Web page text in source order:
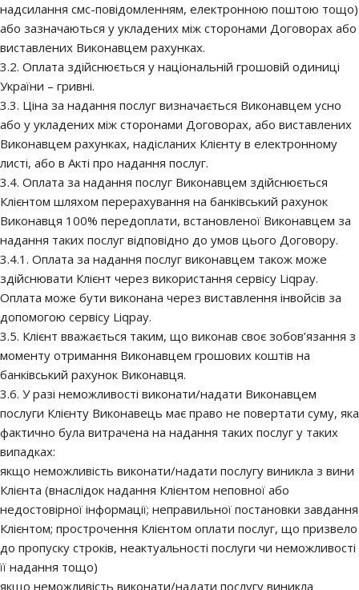
надсилання смс-повідомленням, електронною поштою тощо)
або зазначаються у укладених між сторонами Договорах або
виставлених Виконавцем рахунках.
3.2. Оплата здійснюється у національній грошовій одиниці
України – гривні.
3.3. Ціна за надання послуг визначається Виконавцем усно
або у укладених між сторонами Договорах, або виставлених
Виконавцем рахунках, надісланих Клієнту в електронному
листі, або в Акті про надання послуг.
3.4. Оплата за надання послуг Виконавцем здійснюється
Клієнтом шляхом перерахування на банківський рахунок
Виконавця 100% передоплати, встановленої Виконавцем за
надання таких послуг відповідно до умов цього Договору.
3.4.1. Оплата за надання послуг виконавцем також може
здійснювати Клієнт через використання сервісу Liqpay.
Оплата може бути виконана через виставлення інвойсів за
допомогою сервісу Liqpay.
3.5. Клієнт вважається таким, що виконав своє зобов’язання з
моменту отримання Виконавцем грошових коштів на
банківський рахунок Виконавця.
3.6. У разі неможливості виконати/надати Виконавцем
послуги Клієнту Виконавець має право не повертати суму, яка
фактично була витрачена на надання таких послуг у таких
випадках:
якщо неможливість виконати/надати послугу виникла з вини
Клієнта (внаслідок надання Клієнтом неповної або
недостовірної інформації; неправильної постановки завдання
Клієнтом; прострочення Клієнтом оплати послуг, що призвело
до пропуску строків, неактуальності послуги чи неможливості
її надання тощо)
якщо неможливість виконати/надати послугу виникла